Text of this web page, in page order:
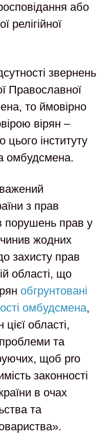
або
релігійної
звернень
Православної
то ймовірно
вірян –
цього інституту
омбудсмена.
з прав
прав у
жодних
захисту прав
області, що
обгрунтовані
омбудсмена,
області,
та
щоб pro
законності
в очах
та